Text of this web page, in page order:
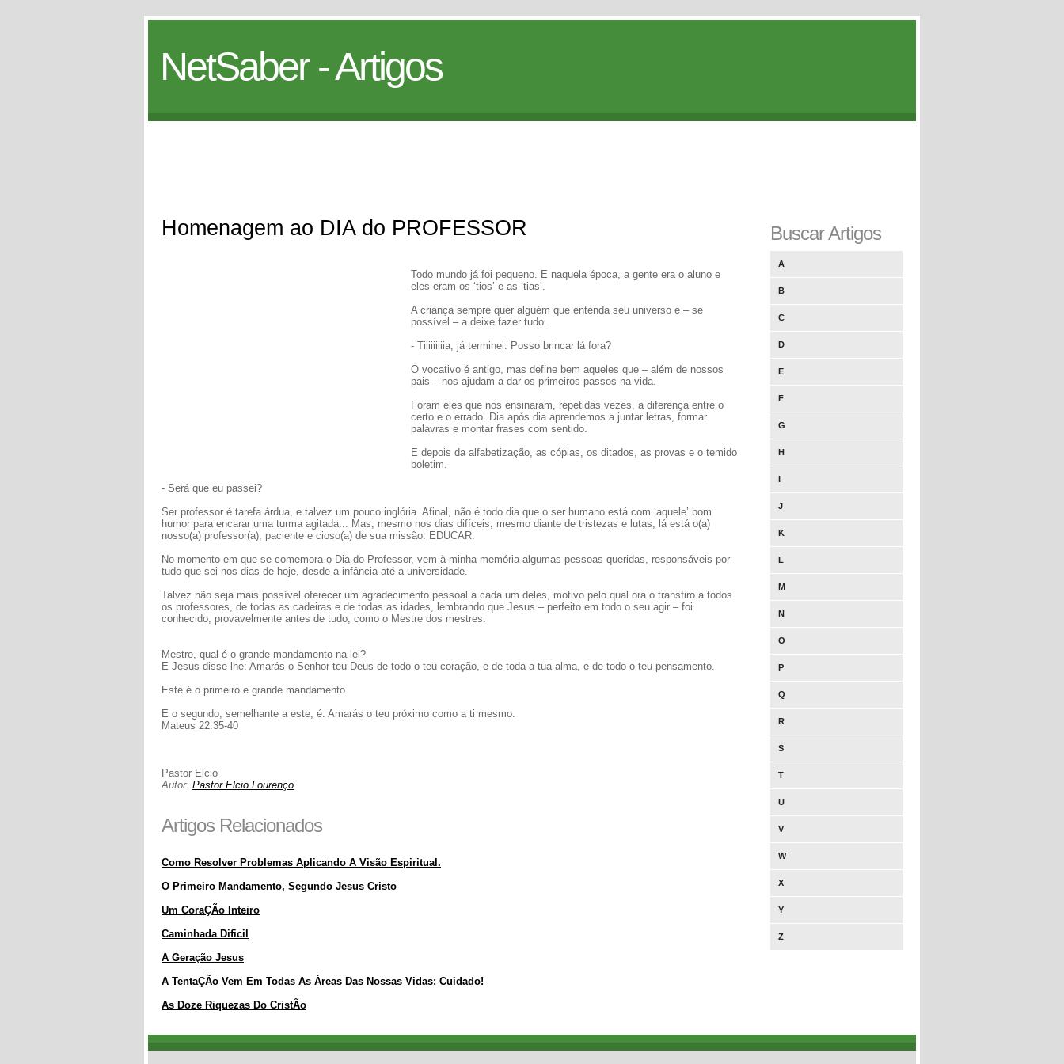
NetSaber - Artigos
Homenagem ao DIA do PROFESSOR
Todo mundo já foi pequeno. E naquela época, a gente era o aluno e
eles eram os ‘tios’ e as ‘tias’.
A criança sempre quer alguém que entenda seu universo e – se
possível – a deixe fazer tudo.
- Tiiiiiiiiia, já terminei. Posso brincar lá fora?
O vocativo é antigo, mas define bem aqueles que – além de nossos
pais – nos ajudam a dar os primeiros passos na vida.
Foram eles que nos ensinaram, repetidas vezes, a diferença entre o
certo e o errado. Dia após dia aprendemos a juntar letras, formar
palavras e montar frases com sentido.
E depois da alfabetização, as cópias, os ditados, as provas e o temido
boletim.
- Será que eu passei?
Ser professor é tarefa árdua, e talvez um pouco inglória. Afinal, não é todo dia que o ser humano está com ‘aquele’ bom
humor para encarar uma turma agitada... Mas, mesmo nos dias difíceis, mesmo diante de tristezas e lutas, lá está o(a)
nosso(a) professor(a), paciente e cioso(a) de sua missão: EDUCAR.
No momento em que se comemora o Dia do Professor, vem à minha memória algumas pessoas queridas, responsáveis por
tudo que sei nos dias de hoje, desde a infância até a universidade.
Talvez não seja mais possível oferecer um agradecimento pessoal a cada um deles, motivo pelo qual ora o transfiro a todos
os professores, de todas as cadeiras e de todas as idades, lembrando que Jesus – perfeito em todo o seu agir – foi
conhecido, provavelmente antes de tudo, como o Mestre dos mestres.
Mestre, qual é o grande mandamento na lei?
E Jesus disse-lhe: Amarás o Senhor teu Deus de todo o teu coração, e de toda a tua alma, e de todo o teu pensamento.
Este é o primeiro e grande mandamento.
E o segundo, semelhante a este, é: Amarás o teu próximo como a ti mesmo.
Mateus 22:35-40
Pastor Elcio
Autor: Pastor Elcio Lourenço
Artigos Relacionados
Como Resolver Problemas Aplicando A Visão Espiritual.
O Primeiro Mandamento, Segundo Jesus Cristo
Um CoraÇÃo Inteiro
Caminhada Dificil
A Geração Jesus
A TentaÇÃo Vem Em Todas As Áreas Das Nossas Vidas: Cuidado!
As Doze Riquezas Do CristÃo
Buscar Artigos
A
B
C
D
E
F
G
H
I
J
K
L
M
N
O
P
Q
R
S
T
U
V
W
X
Y
Z